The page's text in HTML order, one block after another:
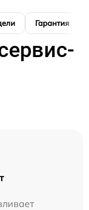
Гарантия